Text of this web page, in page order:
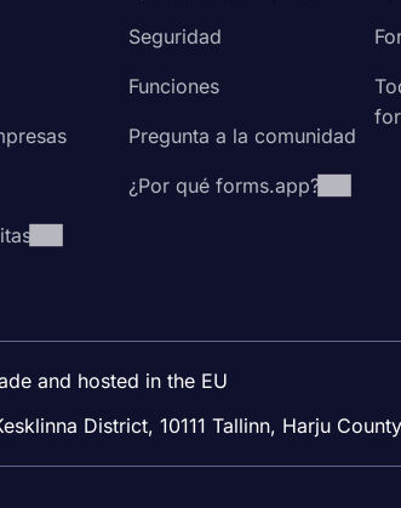
Seguridad
Funciones
Pregunta a la comunidad
¿Por qué forms.app?
and hosted in the EU
District, 10111 Tallinn, Harju